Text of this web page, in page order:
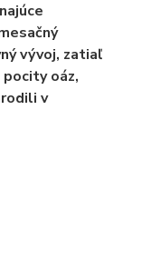
vývoj, zatiaľ
oáz,
v